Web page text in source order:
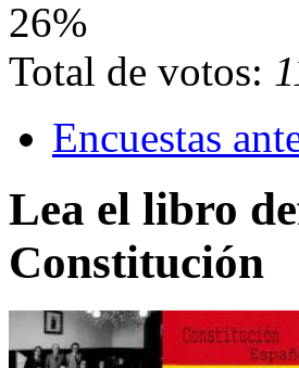
26%
Total de votos:
Encuestas
Lea el libro
Constitución